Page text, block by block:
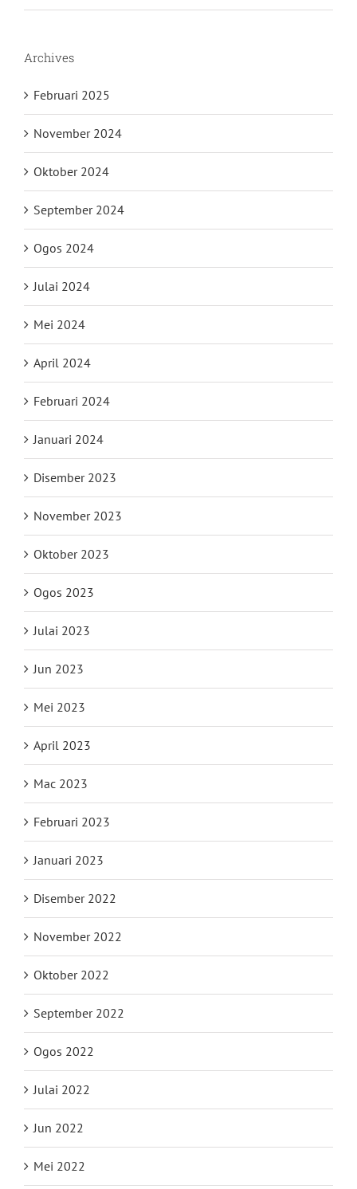
Archives
Februari 2025
November 2024
Oktober 2024
September 2024
Ogos 2024
Julai 2024
Mei 2024
April 2024
Februari 2024
Januari 2024
Disember 2023
November 2023
Oktober 2023
Ogos 2023
Julai 2023
Jun 2023
Mei 2023
April 2023
Mac 2023
Februari 2023
Januari 2023
Disember 2022
November 2022
Oktober 2022
September 2022
Ogos 2022
Julai 2022
Jun 2022
Mei 2022